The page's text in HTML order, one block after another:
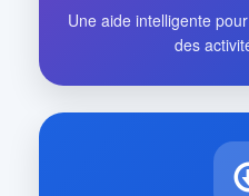
Une aide intelligente
des